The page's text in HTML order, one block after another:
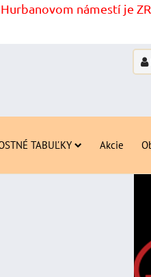
námestí je
TABUĽKY Akcie